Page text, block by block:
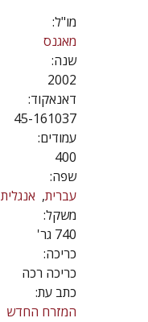
מו"ל:
מאגנס
שנה:
2002
דאנאקוד:
45-161037
עמודים:
400
שפה:
עברית אנגלית
משקל:
740 גר'
כריכה:
כריכה רכה
כתב עת:
המזרח החדש